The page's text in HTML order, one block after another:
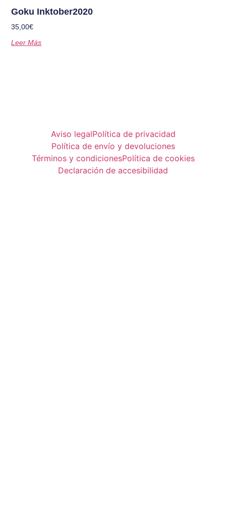
Goku Inktober2020
35,00€
Leer Más
Aviso legalPolítica de privacidad
Política de envío y devoluciones
Términos y condicionesPolítica de cookies
Declaración de accesibilidad